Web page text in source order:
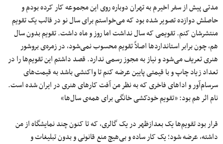
مدتی پیش از سفر اخیرم به تهران دوباره روی این مجموعه کار کرده بودم و
حاصلش دوازده تصویر شده بود که می‌خواستم برای سال نو در قالب یک تقویم
منتشرشان کنم. تقویمی که سال نداشت اما روز و ماه داشت. تقویم بدون سال
هم، چون برابر استانداردها اصلاً تقویم محسوب نمی‌شود، در زمره‌ی بروشور
هنری تعریف می‌شود و نیاز به مجوز رسمی ندارد. قصد داشتم این تقویم‌ها را در
تعداد زیاد چاپ و با قیمتی پایین عرضه کنم تا واکنشی باشد به قیمت‌های
سرسام‌آور و اداهای فاخری که به نظر من آفت کارهای هنری در ایران شده است.
نام اثر هم بود: «تقویم خودکشی خانگی برای همه‌ی سال‌ها»
قرار بود تقویم‌ها یک بعدازظهر در یک گالری، که تا کنون چند نمایشگاه از من
داشته، عرضه شود؛ یک کار ساده و بی‌هیچ منع قانونی و بدون تبلیغات و